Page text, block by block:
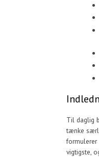
Til daglig
tænke
formulerer
vigtigste,